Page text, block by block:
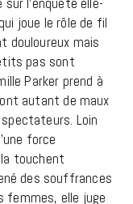
joue le rôle de fil
douloureux mais
pas sont
Parker prend à
autant de maux
Loin
force
touchent
des souffrances
femmes, elle juge